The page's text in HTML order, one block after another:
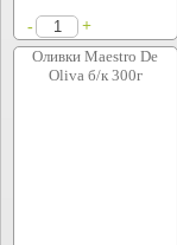
- +
Оливки Maestro De
Oliva б/к 300г